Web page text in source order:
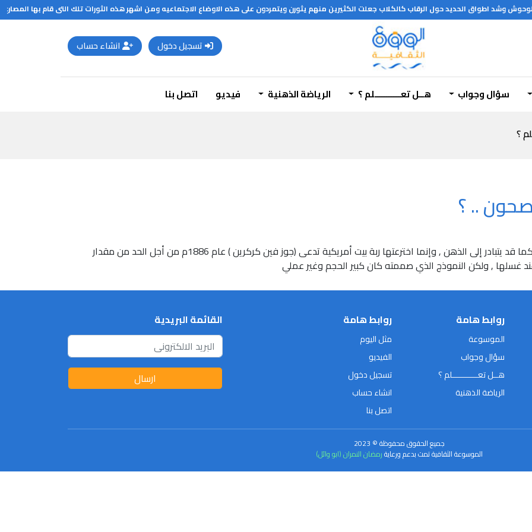
الحديد حول الرقاب كالكلاب جعلت الكثيرين منهم يثورن ويتمردون على هذه الاوضاع الاجتماعيه ومن اشهر هذه الثورات تلك التى قام بها المصارع سبارتاكوس في
تسجيل دخول انشاء حساب
سؤال وجواب هــل تعـــــــــــلم ؟ الرياضة الذهنية فيديو اتصل بنا
؟
.. ؟
أول غسالة صحون لم تُخترع لتوفير الوقت والجهد كما قد يتبادر إلى الذهن , وإنما اخترعتها ربة بيت أمريكية تدعى (جوز فين كركرين ) عام 1886م من أجل الحد من مقدار
غسلها , ولكن النموذج الذي صممته كان كبير الحجم وغير عملي
روابط هامة
الموسوعة
سؤال وجواب
هــل تعـــــــــــلم ؟
الرياضة الذهنية
روابط هامة
مثل اليوم
الفيديو
تسجيل دخول
انشاء حساب
اتصل بنا
القائمة البريدية
ارسال
جميع الحقوق محفوظة © 2023
الموسوعة الثقافية تمت بدعم ورعايةرمضان النمران (ابو وائل)